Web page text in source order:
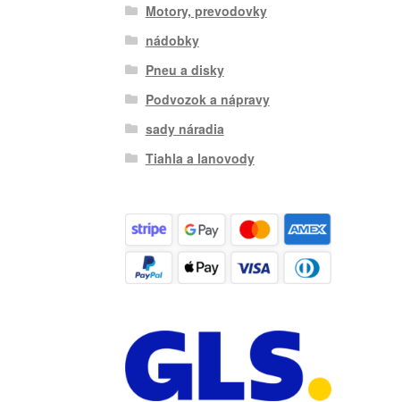
Motory, prevodovky
nádobky
Pneu a disky
Podvozok a nápravy
sady náradia
Tiahla a lanovody